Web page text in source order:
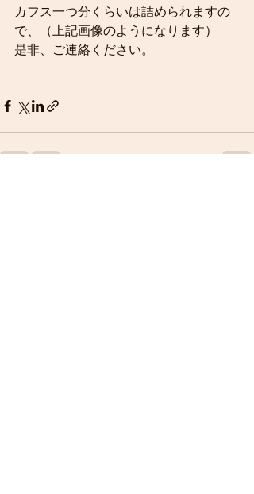
カフス一つ分くらいは詰められますの
で、（上記画像のようになります）
是非、ご連絡ください。